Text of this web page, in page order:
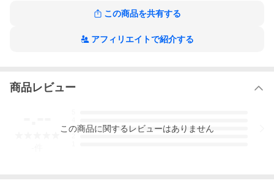
・フロントにボタン開閉のフラップポケット
(裏起毛仕様)
レディースアイテム≫アウター≫ダウン・エコ
この商品を共有する
アフィリエイトで紹介する
商品レビュー
3
この商品に関するレビューはありません